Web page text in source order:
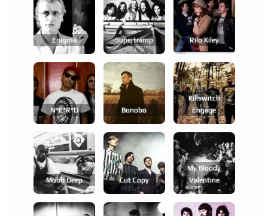
Enigma Supertramp Rilo Kiley
N*e*r*d Bonobo
Killswitch
Engage
Mobb Deep Cut Copy
My Bloody
Valentine